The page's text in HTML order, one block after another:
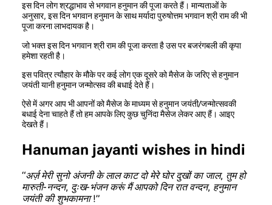
इस दिन लोग श्रद्धाभाव से भगवान हनुमान की पूजा करते हैं। मान्यताओं के
अनुसार, इस दिन भगवान हनुमान के साथ मर्यादा पुरुषोत्तम भगवान श्री राम की भी
पूजा करना लाभदायक है।
जो भक्त इस दिन भगवान श्री राम की पूजा करता है उस पर बजरंगबली की कृपा
हमेशा रहती है।
इस पवित्र त्यौहार के मौके पर कई लोग एक दूसरे को मैसेज के जरिए से हनुमान
जयंती यानी हनुमान जन्मोत्सव की बधाई देते हैं।
ऐसे में अगर आप भी आपनों को मैसेज के माध्यम से हनुमान जयंती/जन्मोत्सवकी
बधाई देना चाहते हैं तो हम आपके लिए कुछ चुनिंदा मैसेज लेकर आए हैं। आइए
देखते हैं।
Hanuman jayanti wishes in hindi
“अर्ज़ मेरी सुनो अंजनी के लाल काट दो मेरे घोर दुखों का जाल, तुम हो
मारुती-नन्दन, दुःख-भंजन करूं मैं आपको दिन रात वन्दन, हनुमान
जयंती की शुभकामना !”